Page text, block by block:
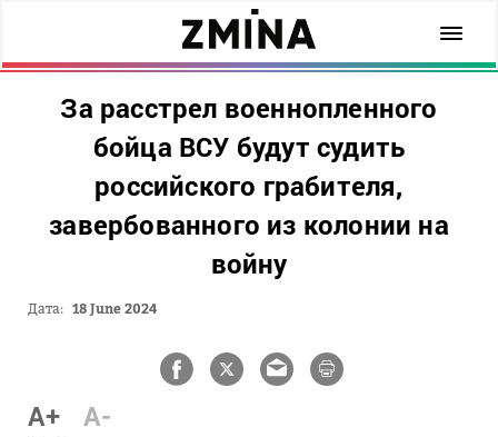
За расстрел военнопленного
бойца ВСУ будут судить
российского грабителя,
завербованного из колонии на
войну
Дата: 18 June 2024
A+ A-